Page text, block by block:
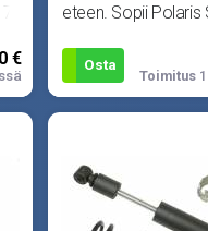
€
eteen. Sopii Polaris
Tractor 16-17,
Osta
Toimitus